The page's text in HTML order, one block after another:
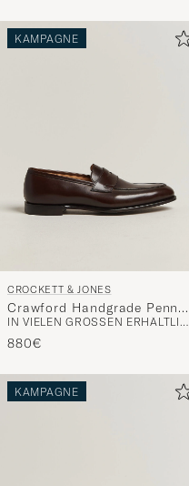
KAMPAGNE
CROCKETT & JONES
Crawford Handgrade Penny
Loafer Dk Brown Antique
Calf
IN VIELEN GRÖSSEN ERHÄLTLICH
880€
KAMPAGNE